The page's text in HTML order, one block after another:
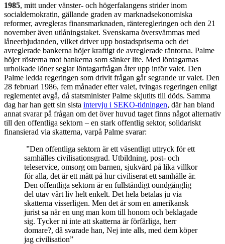
1985, mitt under vänster- och högerfalangens strider inom
socialdemokratin, gällande graden av marknadsekonomiska
reformer, avregleras finansmarknaden, ränteregleringen och den 21
november även utlåningstaket. Svenskarna översvämmas med
låneerbjudanden, vilket driver upp bostadspriserna och det
avreglerade bankerna höjer kraftigt de avreglerade räntorna. Palme
höjer rösterna mot bankerna som sänker lite. Med löntagarnas
urholkade löner seglar löntagarfrågan åter upp inför valet. Den
Palme ledda regeringen som drivit frågan går segrande ur valet. Den
28 februari 1986, fem månader efter valet, tvingas regeringen enligt
reglementet avgå, då statsminister Palme skjutits till döds. Samma
dag har han gett sin sista intervju i SEKO-tidningen, där han bland
annat svarar på frågan om det över huvud taget finns något alternativ
till den offentliga sektorn – en stark offentlig sektor, solidariskt
finansierad via skatterna, varpå Palme svarar:
”Den offentliga sektorn är ett väsentligt uttryck för ett
samhälles civilisationsgrad. Utbildning, post- och
teleservice, omsorg om barnen, sjukvård på lika villkor
för alla, det är ett mått på hur civiliserat ett samhälle är.
Den offentliga sektorn är en fullständigt oundgänglig
del utav vårt liv helt enkelt. Det hela betalas ju via
skatterna visserligen. Men det är som en amerikansk
jurist sa när en ung man kom till honom och beklagade
sig. Tycker ni inte att skatterna är förfärliga, herr
domare?, då svarade han, Nej inte alls, med dem köper
jag civilisation”